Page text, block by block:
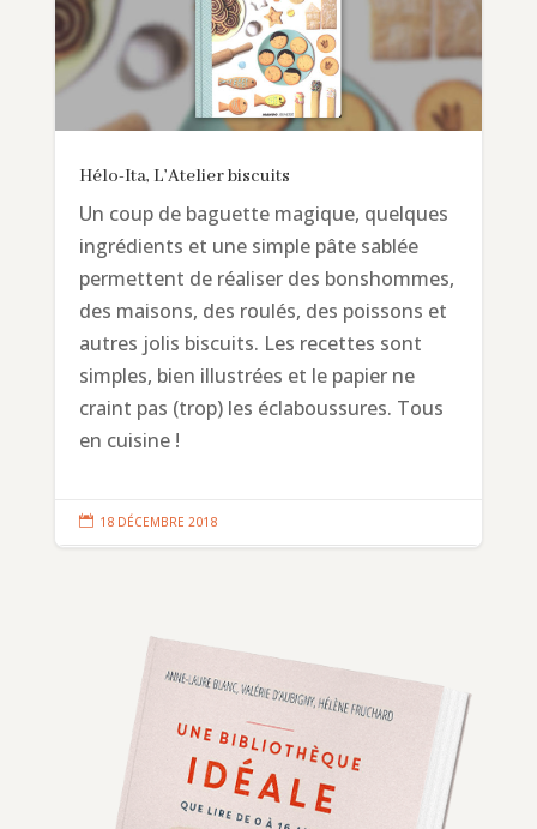
Hélo-Ita, L’Atelier biscuits
Un coup de baguette magique, quelques
ingrédients et une simple pâte sablée
permettent de réaliser des bonshommes,
des maisons, des roulés, des poissons et
autres jolis biscuits. Les recettes sont
simples, bien illustrées et le papier ne
craint pas (trop) les éclaboussures. Tous
en cuisine !
 18 DÉCEMBRE 2018